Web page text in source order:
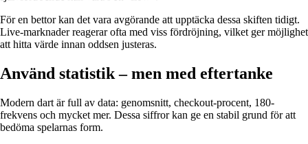
För en bettor kan det vara avgörande att upptäcka dessa skiften tidigt.
Live-marknader reagerar ofta med viss fördröjning, vilket ger möjlighet
att hitta värde innan oddsen justeras.
Använd statistik – men med eftertanke
Modern dart är full av data: genomsnitt, checkout-procent, 180-
frekvens och mycket mer. Dessa siffror kan ge en stabil grund för att
bedöma spelarnas form.